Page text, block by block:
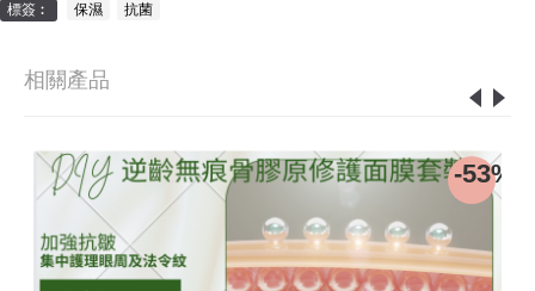
標簽︰ 保濕 抗菌
相關產品
-53%